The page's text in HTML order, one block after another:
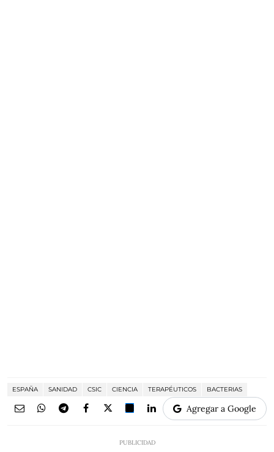
ESPAÑA SANIDAD CSIC CIENCIA TERAPÉUTICOS BACTERIAS
Agregar a Google